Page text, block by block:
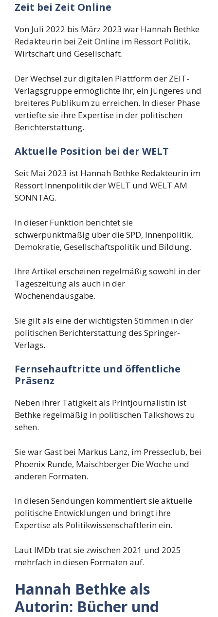
Zeit bei Zeit Online
Von Juli 2022 bis März 2023 war Hannah Bethke
Redakteurin bei Zeit Online im Ressort Politik,
Wirtschaft und Gesellschaft.
Der Wechsel zur digitalen Plattform der ZEIT-
Verlagsgruppe ermöglichte ihr, ein jüngeres und
breiteres Publikum zu erreichen. In dieser Phase
vertiefte sie ihre Expertise in der politischen
Berichterstattung.
Aktuelle Position bei der WELT
Seit Mai 2023 ist Hannah Bethke Redakteurin im
Ressort Innenpolitik der WELT und WELT AM
SONNTAG.
In dieser Funktion berichtet sie
schwerpunktmäßig über die SPD, Innenpolitik,
Demokratie, Gesellschaftspolitik und Bildung.
Ihre Artikel erscheinen regelmäßig sowohl in der
Tageszeitung als auch in der
Wochenendausgabe.
Sie gilt als eine der wichtigsten Stimmen in der
politischen Berichterstattung des Springer-
Verlags.
Fernsehauftritte und öffentliche
Präsenz
Neben ihrer Tätigkeit als Printjournalistin ist
Bethke regelmäßig in politischen Talkshows zu
sehen.
Sie war Gast bei Markus Lanz, im Presseclub, bei
Phoenix Runde, Maischberger Die Woche und
anderen Formaten.
In diesen Sendungen kommentiert sie aktuelle
politische Entwicklungen und bringt ihre
Expertise als Politikwissenschaftlerin ein.
Laut IMDb trat sie zwischen 2021 und 2025
mehrfach in diesen Formaten auf.
Hannah Bethke als
Autorin: Bücher und